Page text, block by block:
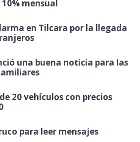
mensual
en Tilcara por la llegada
una buena noticia para las
20 vehículos con precios
para leer mensajes